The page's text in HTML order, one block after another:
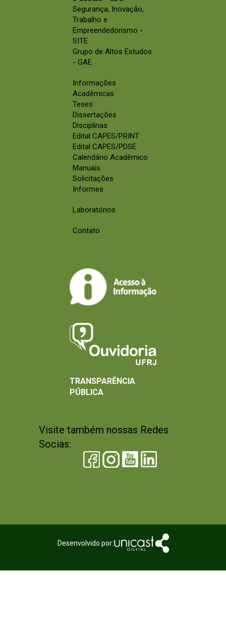
Segurança, Inovação,
Trabalho e
Empreendedorismo -
SITE
Grupo de Altos Estudos
- GAE
Informações
Acadêmicas
Teses
Dissertações
Disciplinas
Edital CAPES/PRINT
Edital CAPES/PDSE
Calendário Acadêmico
Manuais
Solicitações
Informes
Laboratórios
Contato
Visite também nossas Redes
Socias:
TRANSPARÊNCIA
PÚBLICA
Desenvolvido por: